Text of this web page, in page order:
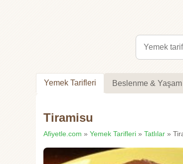
Yemek Tarifleri Beslenme & Yaşam
Tiramisu
Afiyetle.com » Yemek Tarifleri » Tatlılar »